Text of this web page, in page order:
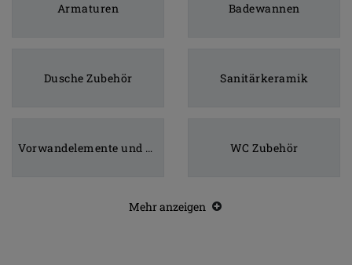
Armaturen Badewannen
Dusche Zubehör Sanitärkeramik
Vorwandelemente und Betätigungsplatten WC Zubehör
Mehr anzeigen